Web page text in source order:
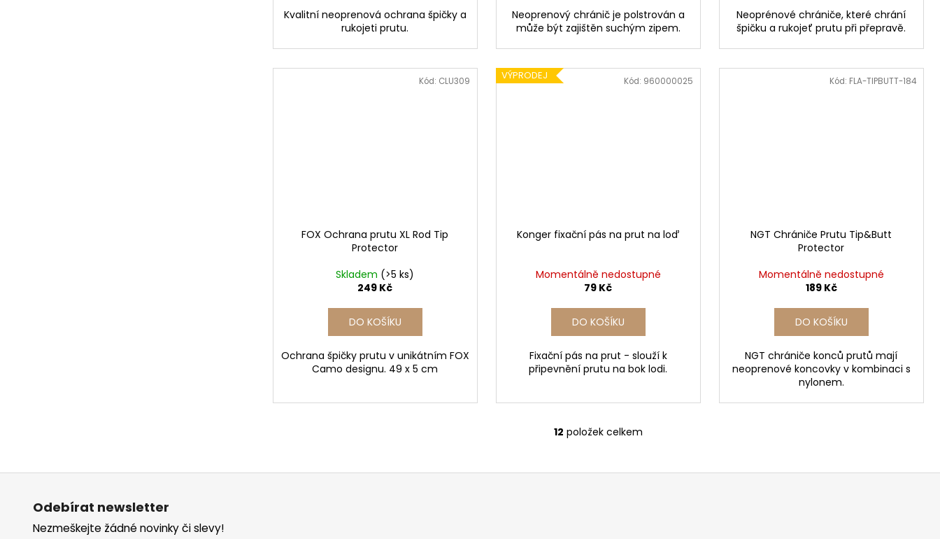
Kvalitní neoprenová ochrana špičky a
rukojeti prutu.
Neoprenový chránič je polstrován a
může být zajištěn suchým zipem.
Neoprénové chrániče, které chrání
špičku a rukojeť prutu při přepravě.
FOX Ochrana prutu XL Rod Tip
Protector
Skladem (>5 ks)
249 Kč
DO KOŠÍKU
Ochrana špičky prutu v unikátním FOX
Camo designu. 49 x 5 cm
Kód: CLU309 VÝPRODEJ
Konger fixační pás na prut na loď
Momentálně nedostupné
79 Kč
DO KOŠÍKU
Fixační pás na prut - slouží k
připevnění prutu na bok lodi.
Kód: 960000025
NGT Chrániče Prutu Tip&Butt
Protector
Momentálně nedostupné
189 Kč
DO KOŠÍKU
NGT chrániče konců prutů mají
neoprenové koncovky v kombinaci s
nylonem.
Kód: FLA-TIPBUTT-184
O
l
12 položek celkem
Odebírat newsletter
Nezmeškejte žádné novinky či slevy!